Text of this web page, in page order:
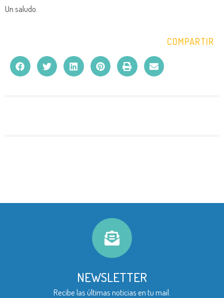
Un saludo.
COMPARTIR
NEWSLETTER
Recibe las últimas noticias en tu mail.